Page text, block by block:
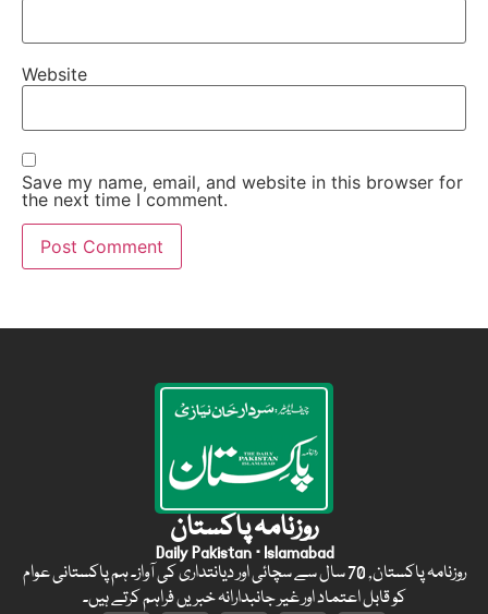
Website
Save my name, email, and website in this browser for
the next time I comment.
روزنامہ پاکستان
Daily Pakistan · Islamabad
روزنامہ پاکستان, 70 سال سے سچائی اور دیانتداری کی آواز۔ ہم پاکستانی عوام
کو قابل اعتماد اور غیر جانبدارانہ خبریں فراہم کرتے ہیں۔